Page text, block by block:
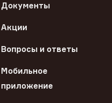
Документы
Акции
Вопросы и ответы
Мобильное
приложение